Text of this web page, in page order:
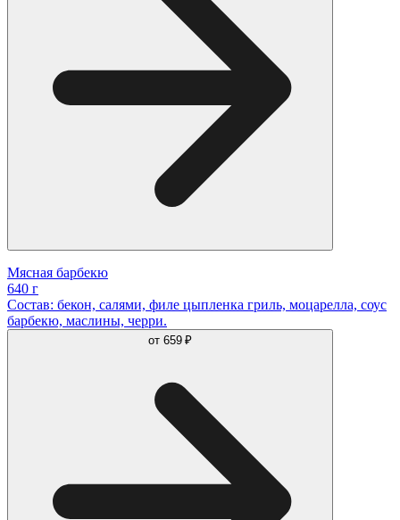
Мясная барбекю
640 г
Состав: бекон, салями, филе цыпленка гриль, моцарелла, соус
барбекю, маслины, черри.
от 659 ₽